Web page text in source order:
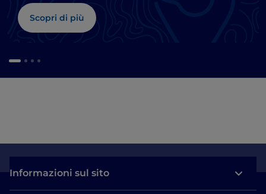
Scopri di più
Informazioni sul sito